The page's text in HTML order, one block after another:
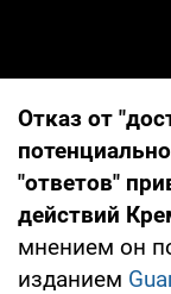
Отказ от
"ответов"
действий
мнением он
изданием